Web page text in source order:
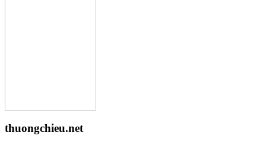
thuongchieu.net